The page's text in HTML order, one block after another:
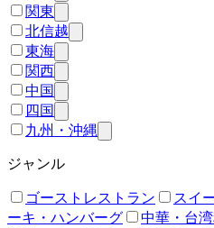
関東
北信越
東海
関西
中国
四国
九州・沖縄
ジャンル
ゴーストレストラン スイ
ーキ・ハンバーグ
中華・台